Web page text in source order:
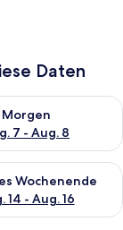
Daten
Aug. 6 - Aug. 7.
Morgen
7 - Aug. 8
Verfügbarkeit
Aug. 7
Wochenende
14 - Aug. 16
Verfügbarkeit